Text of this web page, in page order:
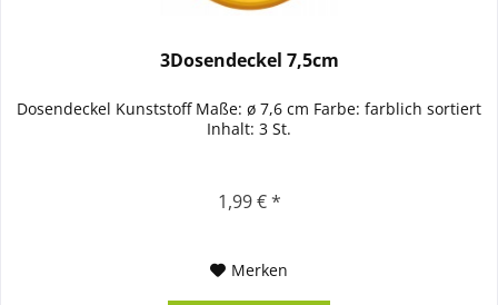
3Dosendeckel 7,5cm
Dosendeckel Kunststoff Maße: ø 7,6 cm Farbe: farblich sortiert
Inhalt: 3 St.
1,99 € *
Merken